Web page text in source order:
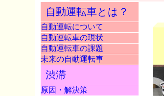
自動運転車とは？
自動運転について
自動運転車の現状
自動運転車の課題
未来の自動運転車
渋滞
原因・解決策